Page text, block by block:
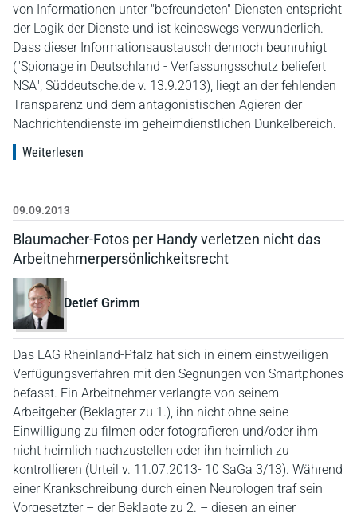
von Informationen unter "befreundeten" Diensten entspricht
der Logik der Dienste und ist keineswegs verwunderlich.
Dass dieser Informationsaustausch dennoch beunruhigt
("Spionage in Deutschland - Verfassungsschutz beliefert
NSA", Süddeutsche.de v. 13.9.2013), liegt an der fehlenden
Transparenz und dem antagonistischen Agieren der
Nachrichtendienste im geheimdienstlichen Dunkelbereich.
Weiterlesen
09.09.2013
Blaumacher-Fotos per Handy verletzen nicht das
Arbeitnehmerpersönlichkeitsrecht
Detlef Grimm
Das LAG Rheinland-Pfalz hat sich in einem einstweiligen
Verfügungsverfahren mit den Segnungen von Smartphones
befasst. Ein Arbeitnehmer verlangte von seinem
Arbeitgeber (Beklagter zu 1.), ihn nicht ohne seine
Einwilligung zu filmen oder fotografieren und/oder ihm
nicht heimlich nachzustellen oder ihn heimlich zu
kontrollieren (Urteil v. 11.07.2013- 10 SaGa 3/13). Während
einer Krankschreibung durch einen Neurologen traf sein
Vorgesetzter – der Beklagte zu 2. – diesen an einer